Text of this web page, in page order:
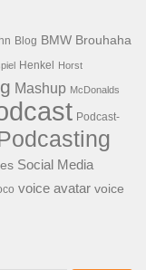
Blog BMW Brouhaha
Henkel Horst
Mashup McDonalds
Podcast-
Social Media
voice avatar voice